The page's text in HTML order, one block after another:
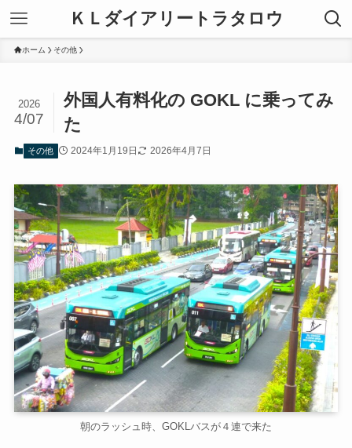
ＫＬダイアリートラタロウ
ホーム その他
外国人有料化の GOKL に乗ってみ
た
2026
4/07
その他 2024年1月19日 2026年4月7日
朝のラッシュ時、GOKLバスが４連で来た